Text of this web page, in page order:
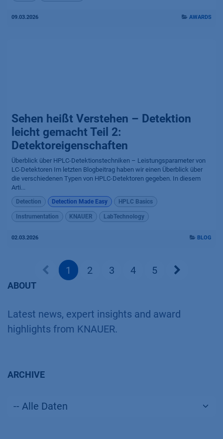
09.03.2026 AWARDS
Sehen heißt Verstehen – Detektion
leicht gemacht Teil 2:
Detektoreigenschaften
Überblick über HPLC-Detektionstechniken – Leistungsparameter von
LC-Detektoren Im letzten Blogbeitrag haben wir einen Überblick über
die verschiedenen Typen von HPLC-Detektoren gegeben. In diesem
Arti...
Detection Detection Made Easy HPLC Basics
Instrumentation KNAUER LabTechnology
02.03.2026 BLOG
1 2 3 4 5
ABOUT
Latest news, expert insights and award
highlights from KNAUER.
ARCHIVE